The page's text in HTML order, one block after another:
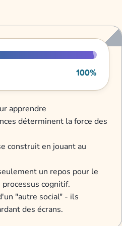
100%
apprendre
déterminent la force des
construit en jouant au
un repos pour le
cognitif.
"autre social" - ils
des écrans.